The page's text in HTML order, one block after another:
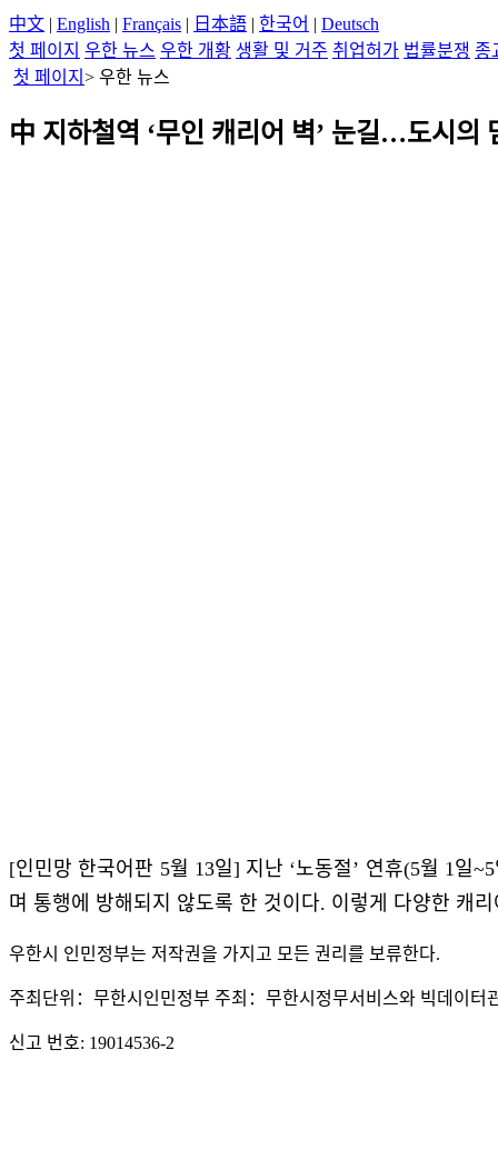
中文 | English | Français | 日本語 | 한국어 | Deutsch
첫 페이지 우한 뉴스 우한 개황 생활 및 거주 취업허가 법률분쟁 종
첫 페이지 > 우한 뉴스
中 지하철역 ‘무인 캐리어 벽’ 눈길…도시의
[인민망 한국어판 5월 13일] 지난 ‘노동절’ 연휴(5월 1일
며 통행에 방해되지 않도록 한 것이다. 이렇게 다양한 캐
우한시 인민정부는 저작권을 가지고 모든 권리를 보류한다.
주최단위：무한시인민정부 주최：무한시정무서비스와 빅데이터
신고 번호: 19014536-2